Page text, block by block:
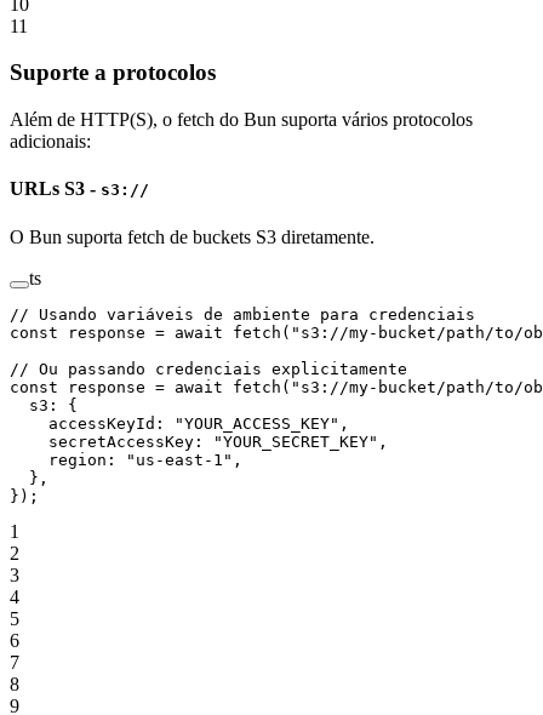
11
Suporte a protocolos
Além de HTTP(S), o fetch do Bun suporta vários protocolos
adicionais:
URLs S3 - s3://
O Bun suporta fetch de buckets S3 diretamente.
ts
// Usando variáveis de ambiente para credenciais
const response = await fetch ( "s3://my-bucket/path/to/
// Ou passando credenciais explicitamente
const response = await fetch ( "s3://my-bucket/path/to/
  s3: {
    accessKeyId:
"YOUR_ACCESS_KEY" ,
    secretAccessKey:
"YOUR_SECRET_KEY" ,
    region:
"us-east-1" ,
  },
});
1
2
3
4
5
6
7
8
9